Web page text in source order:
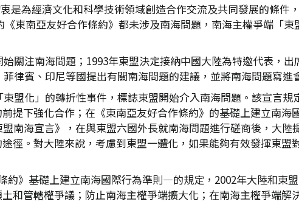
是為經濟文化和科學技術領域創造合作交流及共同發展的條件
東南亞友好合作條約》都未涉及南海問題，南海主權爭端「東
關注南海問題；1993年東盟決定接納中國大陸為特邀代表，
律賓、印尼等國提出有關南海問題的建議，並將南海問題寫進
盟化」的轉折性事件，標誌東盟開始介入南海問題。該宣言規
提下強化合作；在《東南亞友好合作條約》的基礎上建立南海
南海宣言》，在與東盟六國外長就南海問題進行磋商後，大陸
徑。對大陸來說，考慮到東盟一體化，如果能夠有效發揮東盟
》基礎上建立南海國際行為準則—的規定，2002年大陸和東
和管轄權爭議；防止南海主權爭端擴大化；在南海主權爭端解